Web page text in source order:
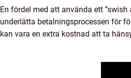
En fördel med att använda ett
underlätta betalningsprocessen för
kan vara en extra kostnad att ta